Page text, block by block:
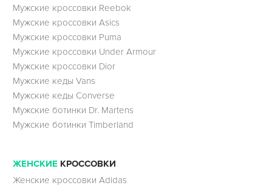
Мужские кроссовки Reebok
Мужские кроссовки Asics
Мужские кроссовки Puma
Мужские кроссовки Under Armour
Мужские кроссовки Dior
Мужские кеды Vans
Мужские кеды Converse
Мужские ботинки Dr. Martens
Мужские ботинки Timberland
ЖЕНСКИЕ КРОССОВКИ
Женские кроссовки Adidas